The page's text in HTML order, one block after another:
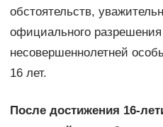
обстоятельств,
официального
несовершеннолетней
16 лет.
После достижения 16-